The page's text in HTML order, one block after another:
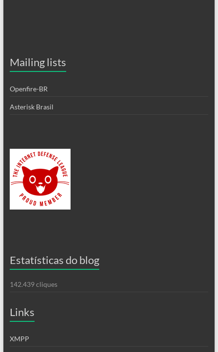
Mailing lists
Openfire-BR
Asterisk Brasil
Estatísticas do blog
142.439 cliques
Links
XMPP